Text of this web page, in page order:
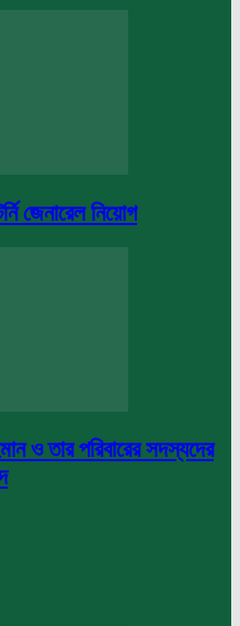
জেনারেল নিয়োগ
ও তার পরিবারের সদস্যদের